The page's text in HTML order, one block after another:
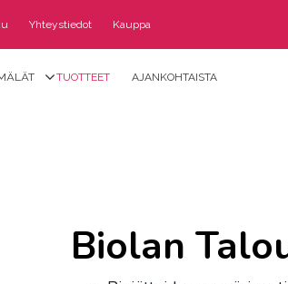
Yhteystiedot Kauppa
TUOTTEET AJANKOHTAISTA
Biolan